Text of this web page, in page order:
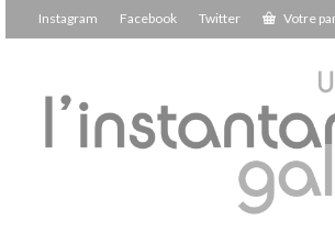
Instagram Facebook Twitter Votre